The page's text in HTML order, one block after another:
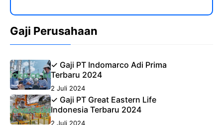
Gaji Perusahaan
✓ Gaji PT Indomarco Adi Prima
Terbaru 2024
2 Juli 2024
✓ Gaji PT Great Eastern Life
Indonesia Terbaru 2024
2 Juli 2024